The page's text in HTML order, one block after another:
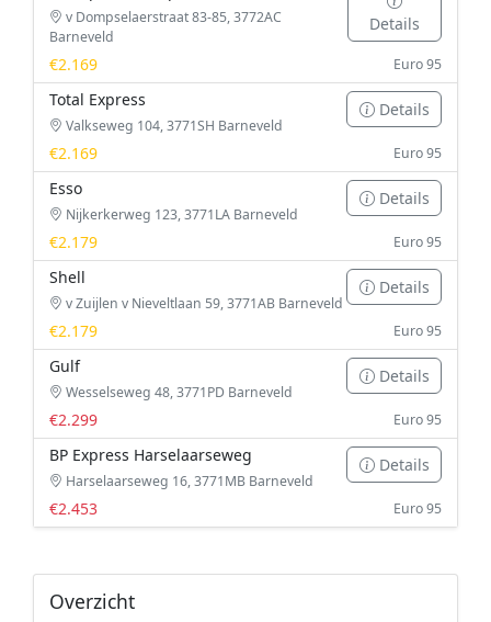
v Dompselaerstraat 83-85, 3772AC
Barneveld
Details
€2.169
Euro 95
Total Express
Valkseweg 104, 3771SH Barneveld
Details
€2.169 Euro 95
Esso
Nijkerkerweg 123, 3771LA Barneveld
Details
€2.179 Euro 95
Shell
v Zuijlen v Nieveltlaan 59, 3771AB Barneveld
Details
€2.179 Euro 95
Gulf
Wesselseweg 48, 3771PD Barneveld
Details
€2.299 Euro 95
BP Express Harselaarseweg
Harselaarseweg 16, 3771MB Barneveld
Details
€2.453 Euro 95
Overzicht